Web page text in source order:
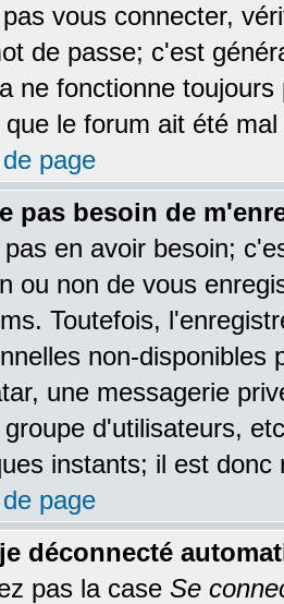
vous connecter,
de passe; c'est
ne fonctionne
le forum ait été
page
pas besoin de
en avoir besoin;
ou non de vous
Toutefois,
non-disponibles
une messagerie
d'utilisateurs,
instants; il est
page
déconnecté
pas la case Se